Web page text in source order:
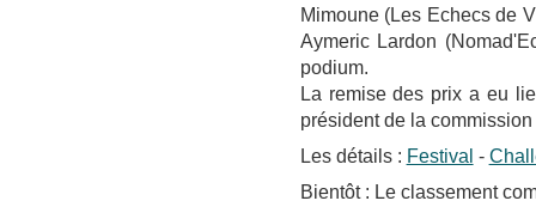
Mimoune (Les Echecs de
Aymeric Lardon
podium.
La remise des prix a eu
président de la
Les détails : Festival -
Bientôt : Le classement